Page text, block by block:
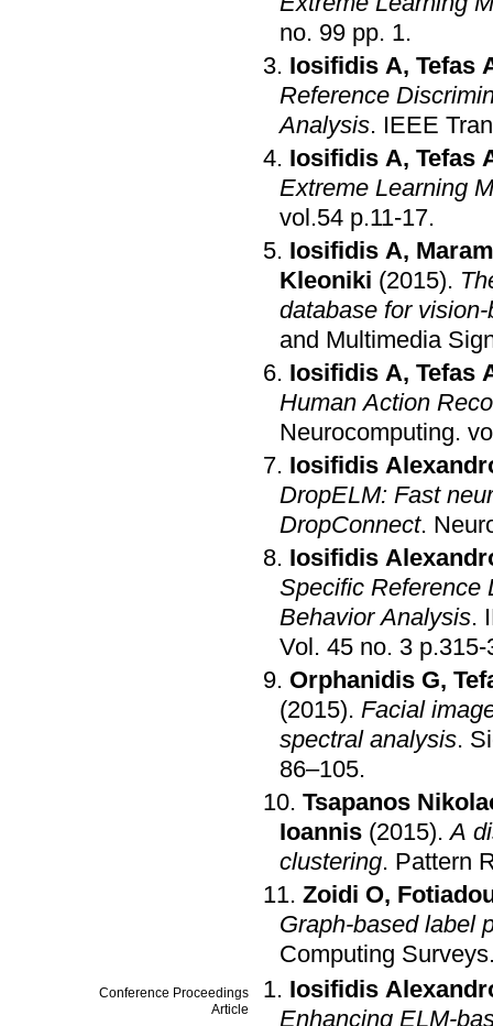
no. 99 pp. 1.
Iosifidis A, Tefas
Reference
Analysis. IEEE
Iosifidis A, Tefas
Extreme Learning
vol.54 p.11-17.
Iosifidis A,
Kleoniki (2015).
database for
and Multimedia
Iosifidis A, Tefas
Human Action
Neurocomputing.
Iosifidis
DropELM: Fast
DropConnect.
Iosifidis
Specific Reference
Behavior Analysis.
Vol. 45 no. 3
Orphanidis G,
(2015). Facial
spectral analysis.
86–105.
Tsapanos
Ioannis (2015).A
clustering. Pattern
Zoidi O,
Graph-based label
Computing Surveys
Conference Proceedings
Article
Iosifidis
Enhancing ELM-